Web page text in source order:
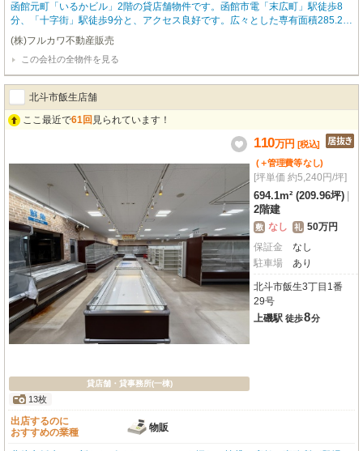
函館元町「いるかビル」2階の貸店舗物件です。函館市電「末広町」駅徒歩8
分、「十字街」駅徒歩9分と、アクセス良好です。広々とした専有面積285.25
m²で、飲食全般（重飲食可）やカフェにおすすめ。前面ガラス張りで視認性が
高く、袖看板も設置可能。店舗運営をサポートします。エアコン、エレベータ
ー、ガス・給排水設備、男女別トイレなど設備も充実。さらに、店舗運営に嬉
しい無料駐車場が10台分も利用可能！集客も期待できます。函館山ロープウェ
イや元町公園など観光スポットが点在するエリアで、多くの人通りが期待でき
ます。新たなビジネスチャンスをこの場所で。ぜひご検討ください。
(株)フルカワ不動産販売
この会社の全物件を見る
北斗市飯生店舗
ここ最近で61回 見られています！
貸店舗・貸事務所(一棟)
13枚
110万円 [税込]
(＋管理費等なし)
[坪単価 約5,240円/坪]
694.1m² (209.96坪)
2階建
敷 なし 礼 50万円
保証金
なし
駐車場
あり
北斗市飯生3丁目1番
29号
上磯駅 徒歩8分
出店するのに
おすすめの業種
物販